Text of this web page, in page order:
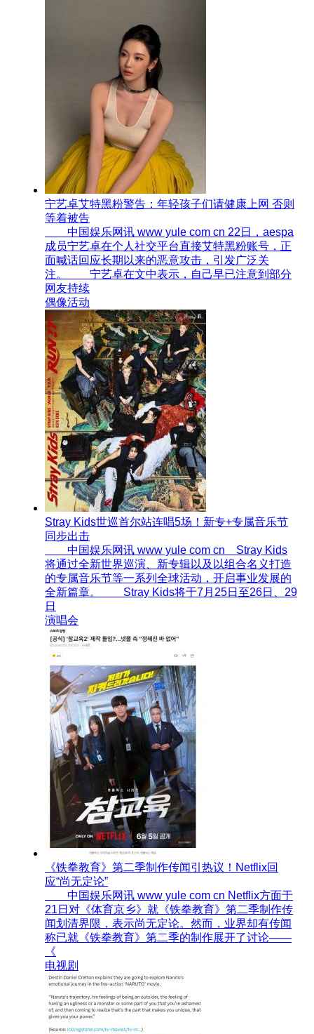
宁艺卓艾特黑粉警告：年轻孩子们​请健康上网 否则
等着被告
中国娱乐网讯 www yule com cn 22日，aespa
成员宁艺卓在个人社交平台直接艾特黑粉账号，正
面喊话回应长期以来的恶意攻击，引发广泛关
注。 宁艺卓在文中表示，自己早已注意到部分
网友持续
偶像活动
Stray Kids世巡首尔站连唱5场！新专+专属音乐节
同步出击
中国娱乐网讯 www yule com cn Stray Kids
将通过全新世界巡演、新专辑以及以组合名义打造
的专属音乐节等一系列全球活动，开启事业发展的
全新篇章。 Stray Kids将于7月25日至26日、29
日
演唱会
《铁拳教育》第二季制作传闻引热议！Netflix回
应“尚无定论”
中国娱乐网讯 www yule com cn Netflix方面于
21日对《体育京乡》就《铁拳教育》第二季制作传
闻划清界限，表示尚无定论。然而，业界却有传闻
称已就《铁拳教育》第二季的制作展开了讨论——
《
电视剧